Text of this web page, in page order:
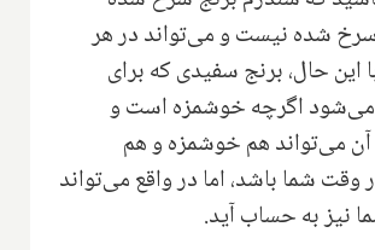
شده نیست و می‌تواند در هر
این حال، برنج سفیدی که برای
اگرچه خوشمزه است و
می‌تواند هم خوشمزه و هم
شما باشد، اما در واقع می‌تواند
نیز به حساب آید.